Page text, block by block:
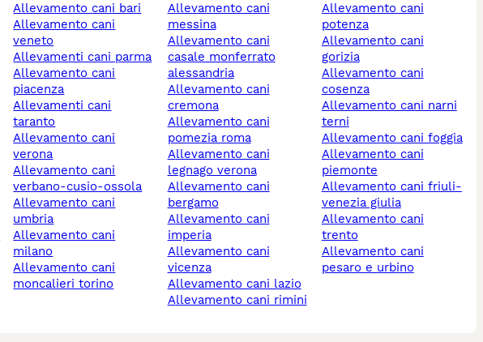
allevamento cani bari
allevamento cani
veneto
allevamenti cani parma
allevamento cani
piacenza
allevamenti cani
taranto
allevamento cani
verona
allevamento cani
verbano-cusio-ossola
allevamento cani
umbria
allevamento cani
milano
allevamento cani
moncalieri torino
allevamento cani
messina
allevamento cani
casale monferrato
alessandria
allevamento cani
cremona
allevamento cani
pomezia roma
allevamento cani
legnago verona
allevamento cani
bergamo
allevamento cani
imperia
allevamento cani
vicenza
allevamento cani lazio
allevamento cani rimini
allevamento cani
potenza
allevamento cani
gorizia
allevamento cani
cosenza
allevamento cani narni
terni
allevamento cani foggia
allevamento cani
piemonte
allevamento cani friuli-
venezia giulia
allevamento cani
trento
allevamento cani
pesaro e urbino